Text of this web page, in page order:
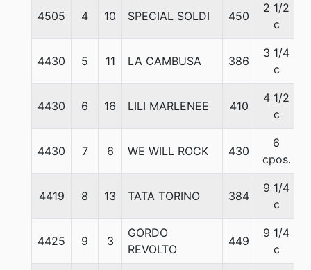
4505 4 10 SPECIAL SOLDI 450
2 1/2
c
4430 5 11 LA CAMBUSA 386
3 1/4
c
4430 6 16 LILI MARLENEE 410
4 1/2
c
4430 7 6 WE WILL ROCK 430
6
cpos.
4419 8 13 TATA TORINO 384
9 1/4
c
4425 9 3
GORDO
REVOLTO
449
9 1/4
c